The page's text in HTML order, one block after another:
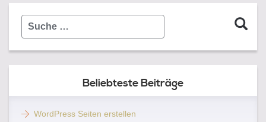
Suche
Beliebteste Beiträge
WordPress Seiten erstellen